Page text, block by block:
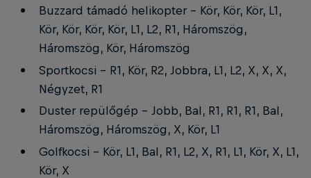
Buzzard támadó helikopter - Kör, Kör, Kör, L1,
Kör, Kör, Kör, Kör, L1, L2, R1, Háromszög,
Háromszög, Kör, Háromszög
Sportkocsi - R1, Kör, R2, Jobbra, L1, L2, X, X, X,
Négyzet, R1
Duster repülőgép - Jobb, Bal, R1, R1, R1, Bal,
Háromszög, Háromszög, X, Kör, L1
Golfkocsi - Kör, L1, Bal, R1, L2, X, R1, L1, Kör, X, L1,
Kör, X